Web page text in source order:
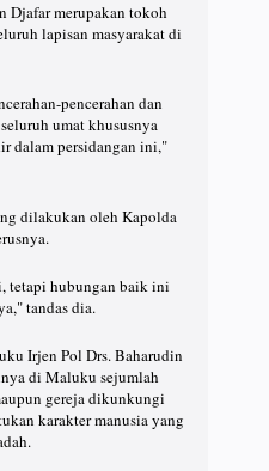
Djafar merupakan tokoh
lapisan masyarakat di
pencerahan dan
umat khususnya
dalam persidangan ini,"
dilakukan oleh Kapolda
tetapi hubungan baik ini
tandas dia.
Irjen Pol Drs. Baharudin
di Maluku sejumlah
gereja dikunkungi
karakter manusia yang